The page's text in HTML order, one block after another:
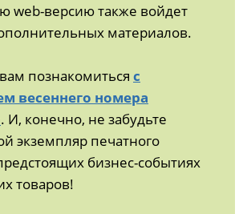
web-версию также войдет
материалов.
познакомиться с
весеннего номера
. И, конечно, не забудьте
экземпляр печатного
бизнес-событиях
товаров!